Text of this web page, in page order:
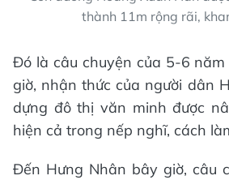
thành 11m rộng rãi,
Đó là câu chuyện của 5-6 năm
giờ, nhận thức của người dân
dựng đô thị văn minh được
hiện cả trong nếp nghĩ, cách
Đến Hưng Nhân bây giờ, câu